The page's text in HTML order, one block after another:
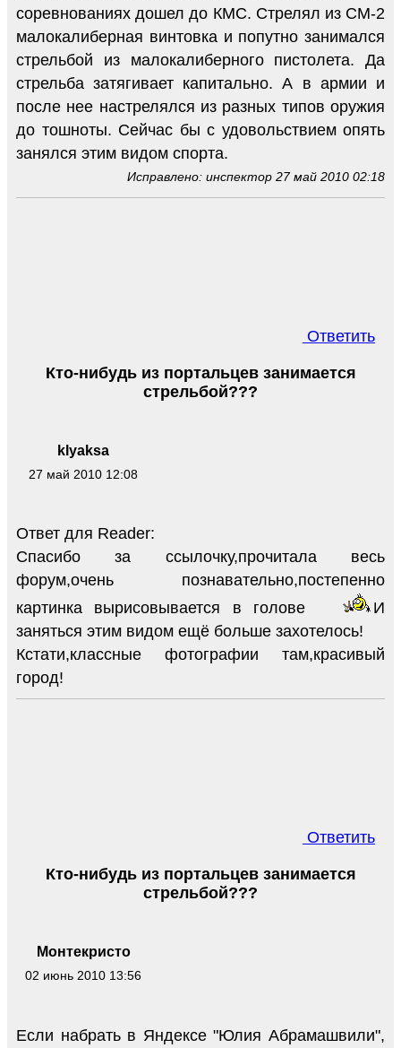
соревнованиях дошел до КМС. Стрелял из СМ-2
малокалиберная винтовка и попутно занимался
стрельбой из малокалиберного пистолета. Да
стрельба затягивает капитально. А в армии и
после нее настрелялся из разных типов оружия
до тошноты. Сейчас бы с удовольствием опять
занялся этим видом спорта.
Исправлено: инспектор 27 май 2010 02:18
Ответить
klyaksa
27 май 2010 12:08
Кто-нибудь из портальцев занимается
стрельбой???
Ответ для Reader:
Спасибо за ссылочку,прочитала весь
форум,очень познавательно,постепенно
картинка вырисовывается в голове
И
заняться этим видом ещё больше захотелось!
Кстати,классные фотографии там,красивый
город!
Ответить
Монтекристо
02 июнь 2010 13:56
Кто-нибудь из портальцев занимается
стрельбой???
Если набрать в Яндексе "Юлия Абрамашвили",